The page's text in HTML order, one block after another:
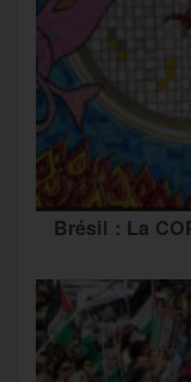
Brésil : La